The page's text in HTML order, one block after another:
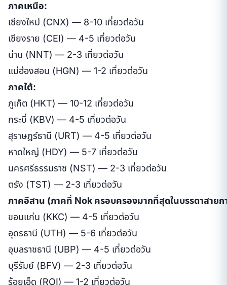
ภาคเหนือ:
เชียงใหม่ (CNX) — 8-10 เที่ยวต่อวัน
เชียงราย (CEI) — 4-5 เที่ยวต่อวัน
น่าน (NNT) — 2-3 เที่ยวต่อวัน
แม่ฮ่องสอน (HGN) — 1-2 เที่ยวต่อวัน
ภาคใต้:
ภูเก็ต (HKT) — 10-12 เที่ยวต่อวัน
กระบี่ (KBV) — 4-5 เที่ยวต่อวัน
สุราษฎร์ธานี (URT) — 4-5 เที่ยวต่อวัน
หาดใหญ่ (HDY) — 5-7 เที่ยวต่อวัน
นครศรีธรรมราช (NST) — 2-3 เที่ยวต่อวัน
ตรัง (TST) — 2-3 เที่ยวต่อวัน
ภาคอีสาน (ภาคที่ Nok ครอบครองมากที่สุดในบรรดาสายก
ขอนแก่น (KKC) — 4-5 เที่ยวต่อวัน
อุดรธานี (UTH) — 5-6 เที่ยวต่อวัน
อุบลราชธานี (UBP) — 4-5 เที่ยวต่อวัน
บุรีรัมย์ (BFV) — 2-3 เที่ยวต่อวัน
ร้อยเอ็ด (ROI) — 1-2 เที่ยวต่อวัน